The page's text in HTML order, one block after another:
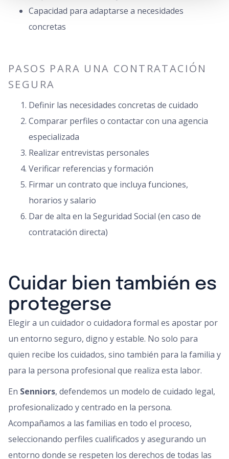
Capacidad para adaptarse a necesidades
concretas
PASOS PARA UNA CONTRATACIÓN
SEGURA
Definir las necesidades concretas de cuidado
Comparar perfiles o contactar con una agencia
especializada
Realizar entrevistas personales
Verificar referencias y formación
Firmar un contrato que incluya funciones,
horarios y salario
Dar de alta en la Seguridad Social (en caso de
contratación directa)
Cuidar bien también es
protegerse
Elegir a un cuidador o cuidadora formal es apostar por
un entorno seguro, digno y estable. No solo para
quien recibe los cuidados, sino también para la familia y
para la persona profesional que realiza esta labor.
En Senniors, defendemos un modelo de cuidado legal,
profesionalizado y centrado en la persona.
Acompañamos a las familias en todo el proceso,
seleccionando perfiles cualificados y asegurando un
entorno donde se respeten los derechos de todas las